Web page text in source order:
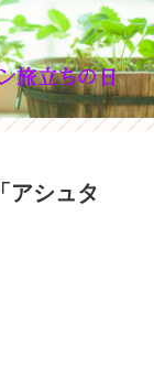
アシュタ